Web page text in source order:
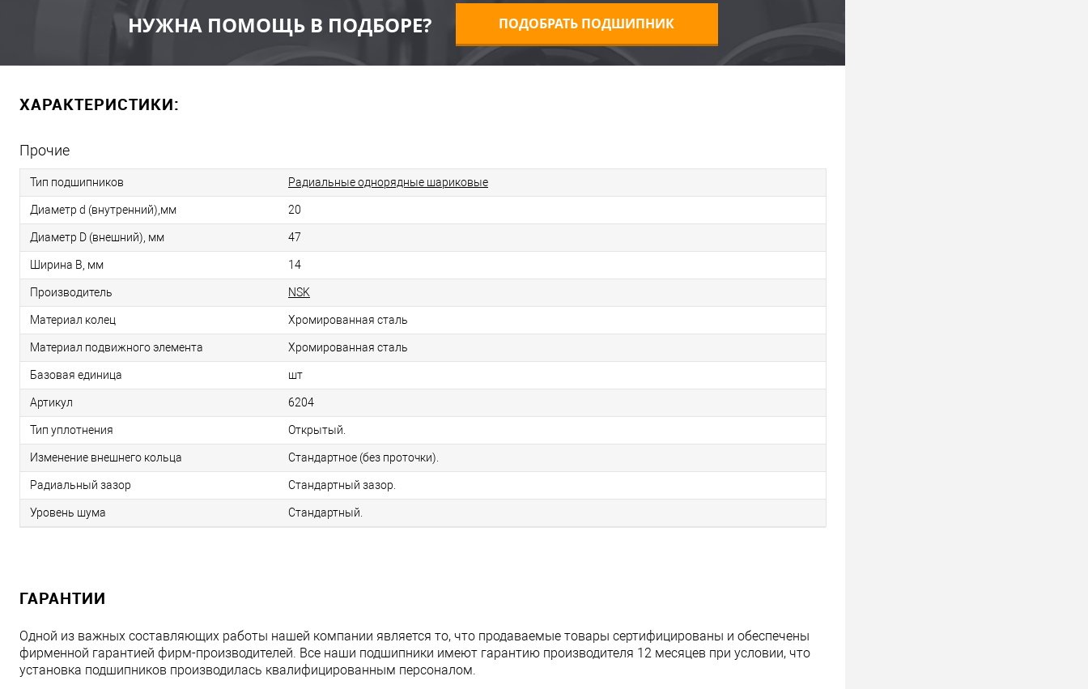
НУЖНА ПОМОЩЬ В ПОДБОРЕ? ПОДОБРАТЬ ПОДШИПНИК
ХАРАКТЕРИСТИКИ:
Прочие
Тип подшипников Радиальные однорядные шариковые
Диаметр d (внутренний),мм 20
Диаметр D (внешний), мм 47
Ширина B, мм 14
Производитель NSK
Материал колец Хромированная сталь
Материал подвижного элемента Хромированная сталь
Базовая единица шт
Артикул 6204
Тип уплотнения Открытый.
Изменение внешнего кольца Стандартное (без проточки).
Радиальный зазор Стандартный зазор.
Уровень шума Стандартный.
ГАРАНТИИ
Одной из важных составляющих работы нашей компании является то, что продаваемые товары сертифицированы и обеспечены
фирменной гарантией фирм-производителей. Все наши подшипники имеют гарантию производителя 12 месяцев при условии, что
установка подшипников производилась квалифицированным персоналом.